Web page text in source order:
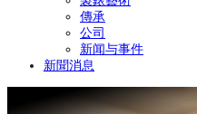
傳承
公司
新闻与事件
新聞消息